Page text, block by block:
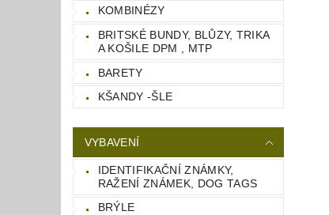
KOMBINÉZY
BRITSKÉ BUNDY, BLŮZY, TRIKA
A KOŠILE DPM , MTP
BARETY
KŠANDY -ŠLE
VYBAVENÍ
IDENTIFIKAČNÍ ZNÁMKY,
RAŽENÍ ZNÁMEK, DOG TAGS
BRÝLE